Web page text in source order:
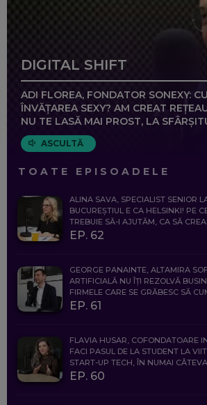
DIGITAL SHIFT
ADI FLOREA, FONDATOR SONEXY:
ÎNVĂȚAREA SEXY? AM CREAT
NU TE LASĂ MAI PROST, LA
ASCULTĂ
TOATE EPISOADELE
ALINA SAVA, SPECIALIST SENIOR
BUCUREȘTIUL E CA HELSINKI! PE
TREBUIE SĂ-I AJUTĂM, CA SĂ
EP. 62
GEORGE PANAINTE, ALTAMIRA
ARTIFICIALĂ NU ÎȚI REZOLVĂ
FIRMELE CARE SE GRĂBESC SĂ
EP. 61
FLAVIA HUSAR, COFONDATOARE
FACI PASUL DE LA STUDENT LA
START-UP TECH, ÎN NUMAI
EP. 60